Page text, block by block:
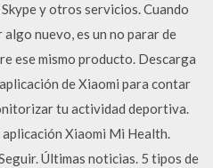
y otros servicios. Cuando
nuevo, es un no parar de
ese mismo producto. Descarga
de Xiaomi para contar
tu actividad deportiva.
Xiaomi Mi Health.
Últimas noticias. 5 tipos de